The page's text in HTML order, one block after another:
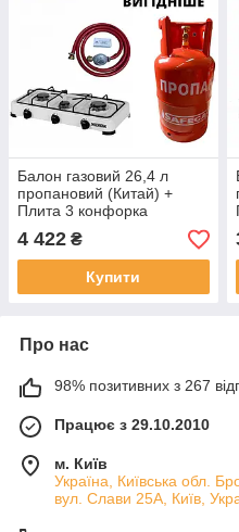
Балон газовий 26,4 л
пропановий (Китай) +
Плита 3 конфорка
(Туречинна)+ Комплект
підключення SAFEGAS
4 422 ₴
Купити
Про нас
98% позитивних з 267
Працює з 29.10.2010
м. Київ
Україна, Київська обл.
вул. Слави 25А, Київ,